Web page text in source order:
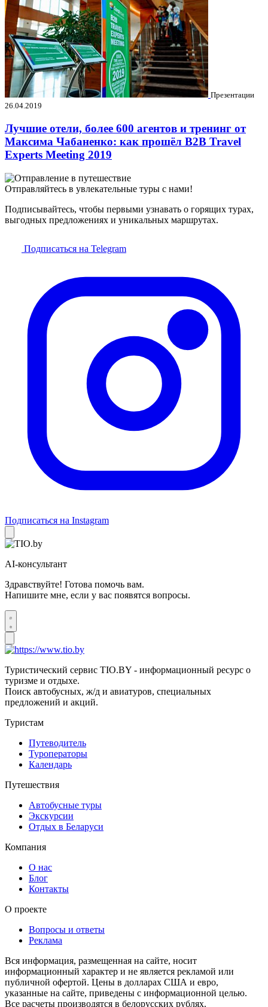
Презентации
26.04.2019
Лучшие отели, более 600 агентов и тренинг от
Максима Чабаненко: как прошёл B2B Travel
Experts Meeting 2019
Отправляйтесь в увлекательные туры с нами!
Подписывайтесь, чтобы первыми узнавать о горящих турах,
выгодных предложениях и уникальных маршрутах.
Подписаться на Telegram
Подписаться на Instagram
AI-консультант
Здравствуйте! Готова помочь вам.
Напишите мне, если у вас появятся вопросы.
Туристический сервис TIO.BY - информационный ресурс о
туризме и отдыхе.
Поиск автобусных, ж/д и авиатуров, специальных
предложений и акций.
Туристам
Путеводитель
Туроператоры
Календарь
Путешествия
Автобусные туры
Экскурсии
Отдых в Беларуси
Компания
О нас
Блог
Контакты
О проекте
Вопросы и ответы
Реклама
Вся информация, размещенная на сайте, носит
информационный характер и не является рекламой или
публичной офертой. Цены в долларах США и евро,
указанные на сайте, приведены с информационной целью.
Все расчеты производятся в белорусских рублях.